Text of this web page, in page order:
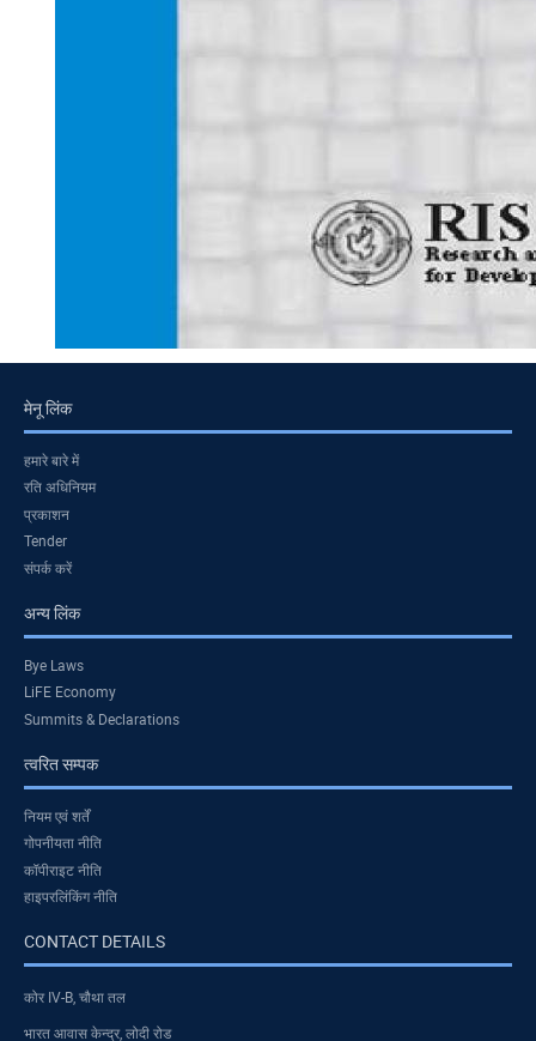
मेनू लिंक
हमारे बारे में
रति अधिनियम
प्रकाशन
Tender
संपर्क करें
अन्य लिंक
Bye Laws
LiFE Economy
Summits & Declarations
त्वरित सम्पक
नियम एवं शर्तें
गोपनीयता नीति
कॉपीराइट नीति
हाइपरलिंकिंग नीति
CONTACT DETAILS
कोर IV-B, चौथा तल
भारत आवास केन्द्र, लोदी रोड